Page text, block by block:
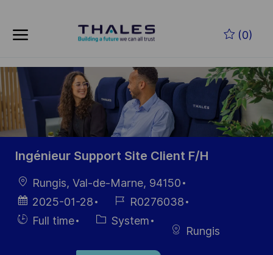
(0)
-
Ingénieur Support Site Client F/H
LocationRungis, Val-de-Marne, 94150
Posted
Date
2025-01-28
Job
Id
R0276038
HiringFull time Category
System
Rungis